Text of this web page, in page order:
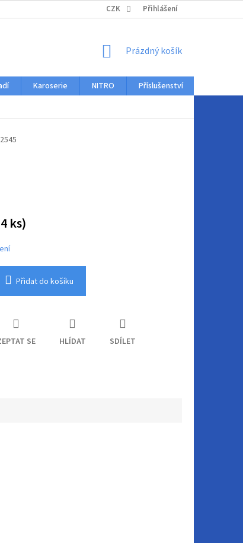
CZK Přihlášení
NÁKUPNÍ
Prázdný košík
Karoserie NITRO Příslušenství
ks)
Přidat do košíku
SE HLÍDAT SDÍLET